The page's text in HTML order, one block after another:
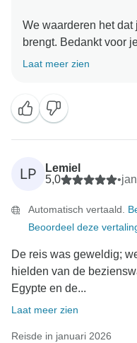
We waarderen het
brengt. Bedankt voor
delen. Het spijt ons
Laat meer zien
LP
Lemiel
5,0
•
Automatisch vertaald.
Beoordeel deze
De reis was geweldig;
hielden van de
Egypte en de...
Laat meer zien
Reisde in januari 2026